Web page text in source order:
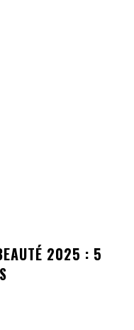
2025 : 5